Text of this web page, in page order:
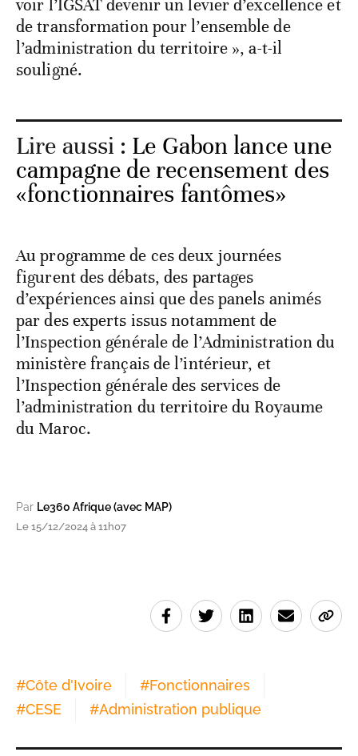
voir l’IGSAT devenir un levier d’excellence et
de transformation pour l’ensemble de
l’administration du territoire », a-t-il
souligné.
Lire aussi : Le Gabon lance une
campagne de recensement des
«fonctionnaires fantômes»
Au programme de ces deux journées
figurent des débats, des partages
d’expériences ainsi que des panels animés
par des experts issus notamment de
l’Inspection générale de l’Administration du
ministère français de l’intérieur, et
l’Inspection générale des services de
l’administration du territoire du Royaume
du Maroc.
Par Le360 Afrique (avec MAP)
Le 15/12/2024 à 11h07
#Côte d'Ivoire #Fonctionnaires
#CESE #Administration publique